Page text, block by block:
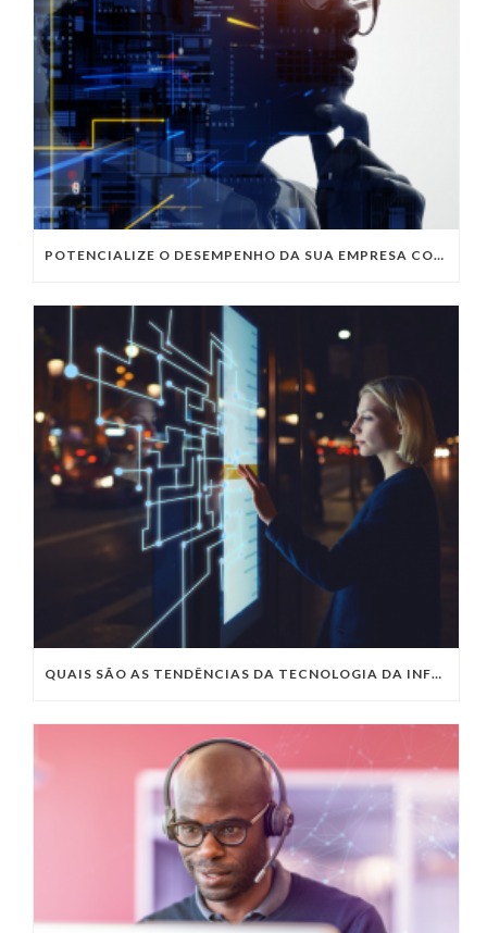
POTENCIALIZE O DESEMPENHO DA SUA EMPRESA COM OS SERVIÇOS DE TI DA VIVO VITA
QUAIS SÃO AS TENDÊNCIAS DA TECNOLOGIA DA INFORMAÇÃO PARA 2023?